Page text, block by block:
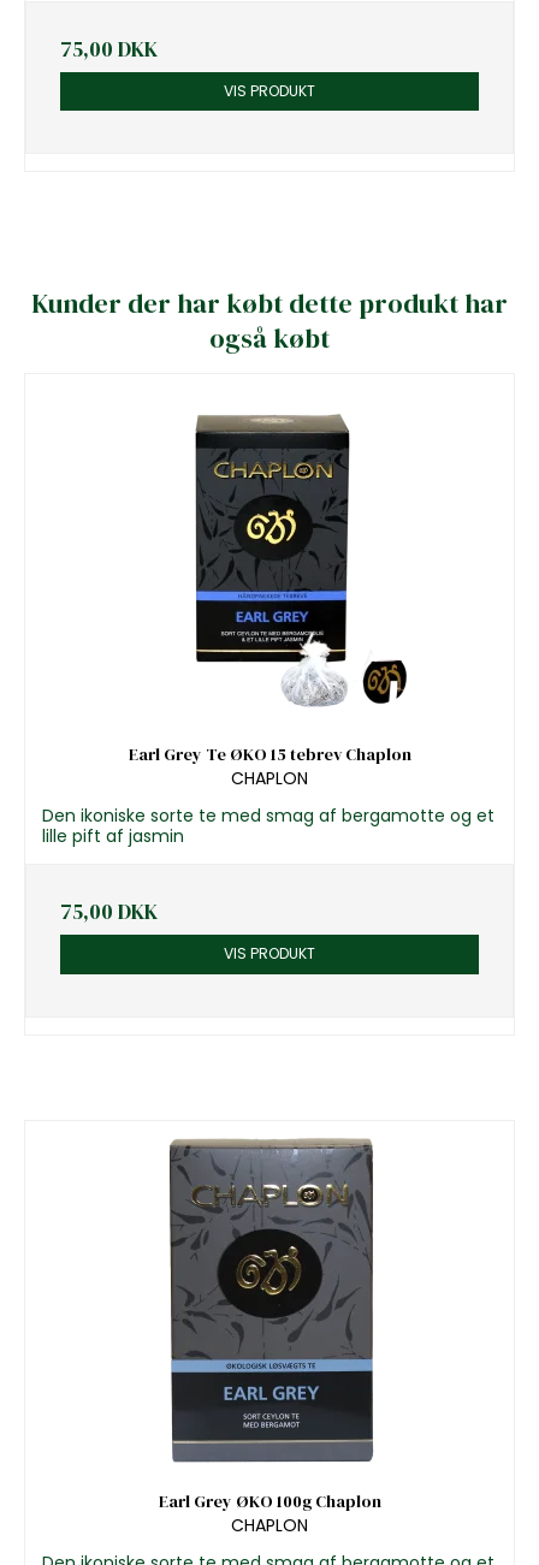
75,00 DKK
VIS PRODUKT
Kunder der har købt dette produkt har
også købt
Earl Grey Te ØKO 15 tebrev Chaplon
CHAPLON
Den ikoniske sorte te med smag af bergamotte og et
lille pift af jasmin
75,00 DKK
VIS PRODUKT
Earl Grey ØKO 100g Chaplon
CHAPLON